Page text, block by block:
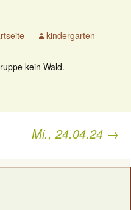
kindergarten
kein Wald.
Mi., 24.04.24 →